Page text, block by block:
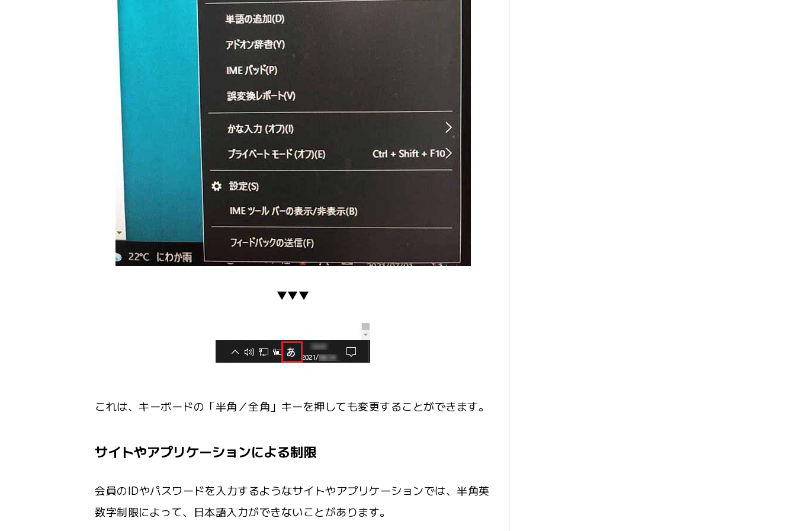
▼▼▼
これは、キーボードの「半角／全角」キーを押しても変更することができます。
サイトやアプリケーションによる制限
会員のIDやパスワードを入力するようなサイトやアプリケーションでは、半角英
数字制限によって、日本語入力ができないことがあります。